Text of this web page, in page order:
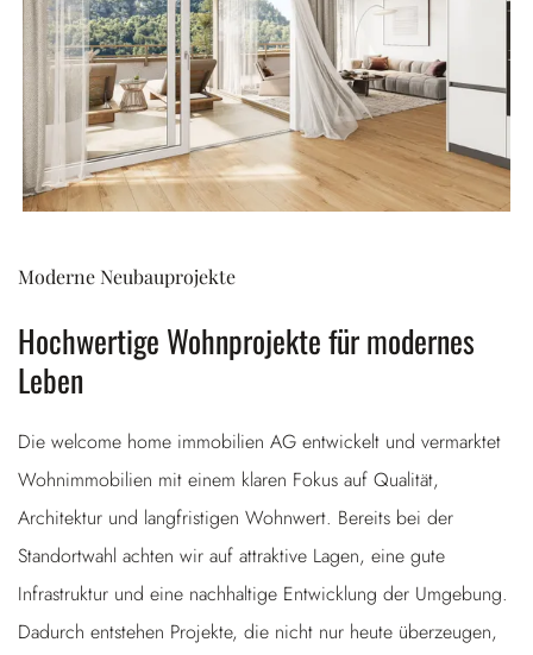
Moderne Neubauprojekte
Hochwertige Wohnprojekte für modernes
Leben
Die welcome home immobilien AG entwickelt und vermarktet
Wohnimmobilien mit einem klaren Fokus auf Qualität,
Architektur und langfristigen Wohnwert. Bereits bei der
Standortwahl achten wir auf attraktive Lagen, eine gute
Infrastruktur und eine nachhaltige Entwicklung der Umgebung.
Dadurch entstehen Projekte, die nicht nur heute überzeugen,